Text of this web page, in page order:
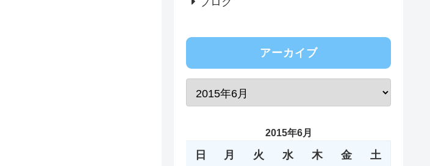
アーカイブ
2015年6月
日 月 火 水 木 金 土